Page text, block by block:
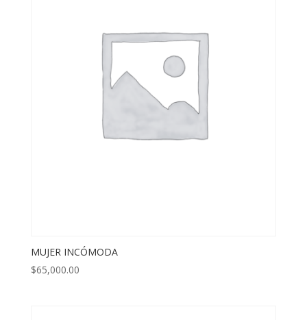
MUJER INCÓMODA
$65,000.00